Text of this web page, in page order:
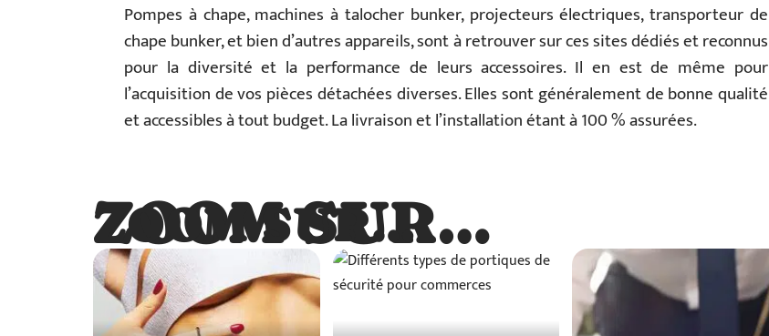
Pompes à chape, machines à talocher bunker, projecteurs électriques, transporteur de
chape bunker, et bien d’autres appareils, sont à retrouver sur ces sites dédiés et reconnus
pour la diversité et la performance de leurs accessoires. Il en est de même pour
l’acquisition de vos pièces détachées diverses. Elles sont généralement de bonne qualité
et accessibles à tout budget. La livraison et l’installation étant à 100 % assurées.
ZOOM SUR…
ZOOM SUR…